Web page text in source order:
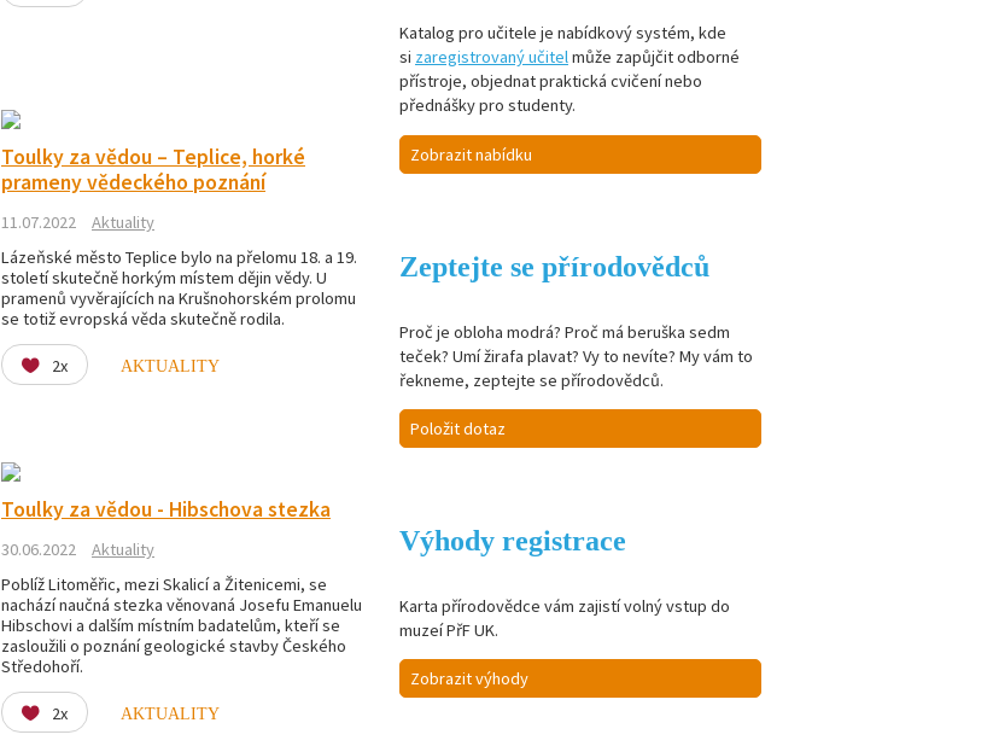
Toulky za vědou – Teplice, horké
prameny vědeckého poznání
11.07.2022
Aktuality
Lázeňské město Teplice bylo na přelomu 18. a 19.
století skutečně horkým místem dějin vědy. U
pramenů vyvěrajících na Krušnohorském prolomu
se totiž evropská věda skutečně rodila.
2x AKTUALITY
Toulky za vědou - Hibschova stezka
30.06.2022
Aktuality
Poblíž Litoměřic, mezi Skalicí a Žitenicemi, se
nachází naučná stezka věnovaná Josefu Emanuelu
Hibschovi a dalším místním badatelům, kteří se
zasloužili o poznání geologické stavby Českého
Středohoří.
2x AKTUALITY
Katalog pro učitele je nabídkový systém, kde
si zaregistrovaný učitelmůže zapůjčit odborné
přístroje, objednat praktická cvičení nebo
přednášky pro studenty.
Zobrazit nabídku
Zeptejte se přírodovědců
Proč je obloha modrá? Proč má beruška sedm
teček? Umí žirafa plavat? Vy to nevíte? My vám to
řekneme, zeptejte se přírodovědců.
Položit dotaz
Výhody registrace
Karta přírodovědce vám zajistí volný vstup do
muzeí PřF UK.
Zobrazit výhody